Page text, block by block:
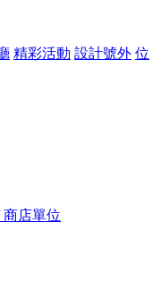
精彩活動 設計號外 位
店單位